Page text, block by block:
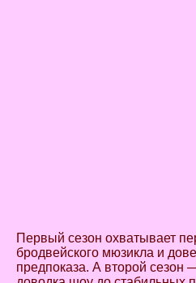
Первый сезон охватывает
бродвейского мюзикла и
предпоказа. А второй сезон